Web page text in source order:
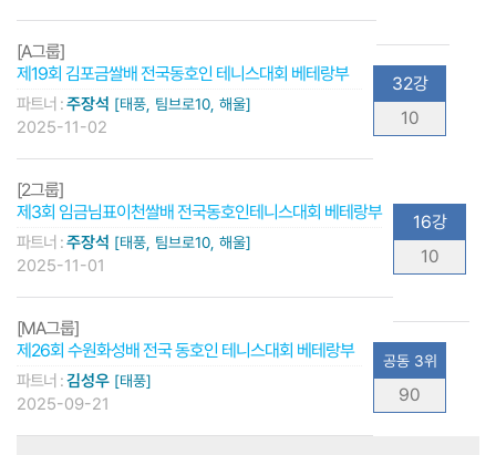
[A그룹]
제19회 김포금쌀배 전국동호인 테니스대회 베테랑부
파트너 :주장석 [태풍, 팀브로10, 해울]
2025-11-02
32강
10
[2그룹]
제3회 임금님표이천쌀배 전국동호인테니스대회 베테랑부
파트너 :주장석 [태풍, 팀브로10, 해울]
2025-11-01
16강
10
[MA그룹]
제26회 수원화성배 전국 동호인 테니스대회 베테랑부
파트너 :김성우 [태풍]
2025-09-21
공동 3위
90